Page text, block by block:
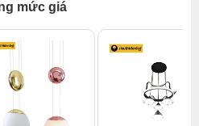
mức giá